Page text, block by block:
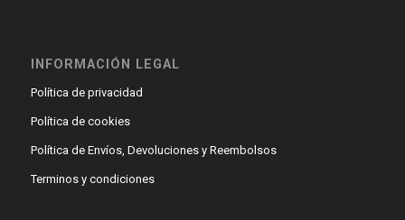
INFORMACIÓN LEGAL
Política de privacidad
Política de cookies
Política de Envíos, Devoluciones y Reembolsos
Terminos y condiciones